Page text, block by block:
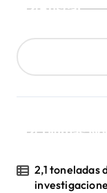
a
d
a
Buscar
¡Ultimas
2,1 toneladas